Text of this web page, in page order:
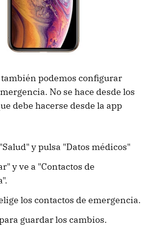
también podemos configurar
No se hace desde los
debe hacerse desde la app
y pulsa "Datos médicos"
y ve a "Contactos de
los contactos de emergencia.
guardar los cambios.